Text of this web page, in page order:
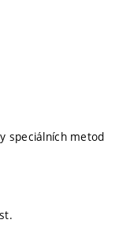
speciálních metod